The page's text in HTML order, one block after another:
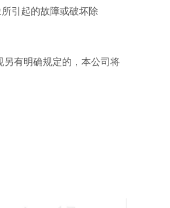
引起的故障或破坏除
另有明确规定的，本公司将